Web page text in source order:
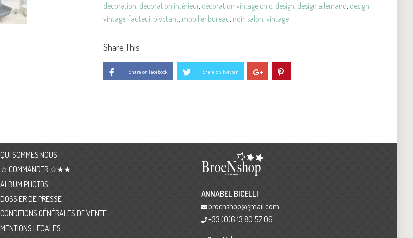
decoration, décoration intérieur, décoration vintage chic, design, design allemand, design
vintage, fauteuil pivotant, mobilier bureau, noir, salon, vintage
Share This
Share on Facebook Share on Twitter
QUI SOMMES NOUS
☆ COMMANDER ☆★★
ALBUM PHOTOS
DOSSIER DE PRESSE
CONDITIONS GÉNÉRALES DE VENTE
MENTIONS LEGALES
ANNABEL BICELLI
brocnshop@gmail.com
+33 (0)6 13 80 57 06